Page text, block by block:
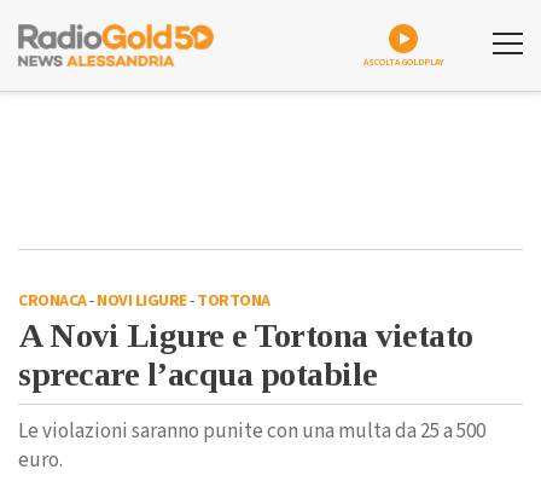
ASCOLTA GOLDPLAY
CRONACA-NOVI LIGURE-TORTONA
A Novi Ligure e Tortona vietato
sprecare l’acqua potabile
Le violazioni saranno punite con una multa da 25 a 500
euro.